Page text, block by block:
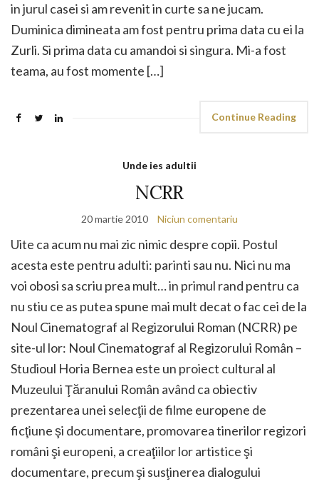
in jurul casei si am revenit in curte sa ne jucam.
Duminica dimineata am fost pentru prima data cu ei la
Zurli. Si prima data cu amandoi si singura. Mi-a fost
teama, au fost momente […]
Continue Reading
Unde ies adultii
NCRR
20 martie 2010 Niciun comentariu
Uite ca acum nu mai zic nimic despre copii. Postul
acesta este pentru adulti: parinti sau nu. Nici nu ma
voi obosi sa scriu prea mult… in primul rand pentru ca
nu stiu ce as putea spune mai mult decat o fac cei de la
Noul Cinematograf al Regizorului Roman (NCRR) pe
site-ul lor: Noul Cinematograf al Regizorului Român –
Studioul Horia Bernea este un proiect cultural al
Muzeului Ţăranului Român având ca obiectiv
prezentarea unei selecţii de filme europene de
ficţiune şi documentare, promovarea tinerilor regizori
români şi europeni, a creaţiilor lor artistice şi
documentare, precum şi susţinerea dialogului